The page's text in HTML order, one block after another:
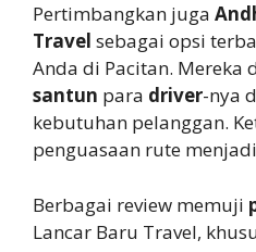
Pertimbangkan juga
Travel sebagai opsi
Anda di Pacitan. Mereka
santun para driver-nya
kebutuhan pelanggan.
penguasaan rute
Berbagai review memuji
Lancar Baru Travel,